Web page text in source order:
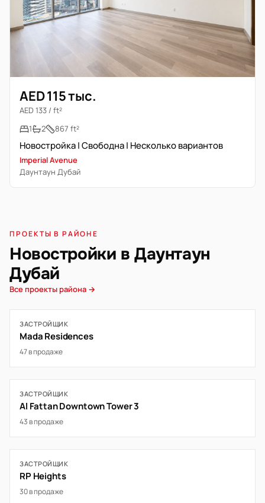
AED 115 тыс.
AED 133 / ft²
1
2 867 ft²
Новостройка | Свободна | Несколько вариантов
Imperial Avenue
Даунтаун Дубай
ПРОЕКТЫ В РАЙОНЕ
Новостройки в Даунтаун
Дубай
Все проекты района →
ЗАСТРОЙЩИК
Mada Residences
47 в продаже
ЗАСТРОЙЩИК
Al Fattan Downtown Tower 3
43 в продаже
ЗАСТРОЙЩИК
RP Heights
30 в продаже